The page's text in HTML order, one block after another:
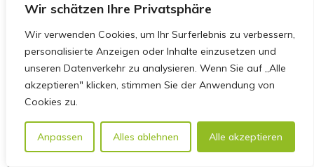
Wir schätzen Ihre Privatsphäre
Wir verwenden Cookies, um Ihr Surferlebnis zu verbessern,
personalisierte Anzeigen oder Inhalte einzusetzen und
unseren Datenverkehr zu analysieren. Wenn Sie auf „Alle
akzeptieren" klicken, stimmen Sie der Anwendung von
Cookies zu.
Anpassen Alles ablehnen Alle akzeptieren